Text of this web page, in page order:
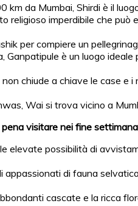
km da Mumbai, Shirdi è il
religioso imperdibile che
per compiere un
è un luogo
chiude a chiave le case e
Wai si trova vicino a
visitare nei fine settimana
elevate possibilità di
di fauna
cascate e la ricca